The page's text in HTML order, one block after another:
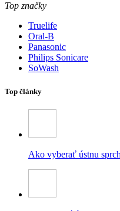
Top značky
Truelife
Oral-B
Panasonic
Philips Sonicare
SoWash
Top články
Ako vyberať ústnu